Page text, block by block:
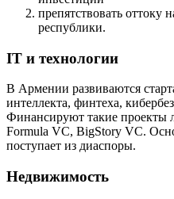
препятствовать оттоку
республики.
IT и технологии
В Армении развиваются
интеллекта, финтеха,
Финансируют такие проекты
Formula VC, BigStory VC.
поступает из диаспоры.
Недвижимость